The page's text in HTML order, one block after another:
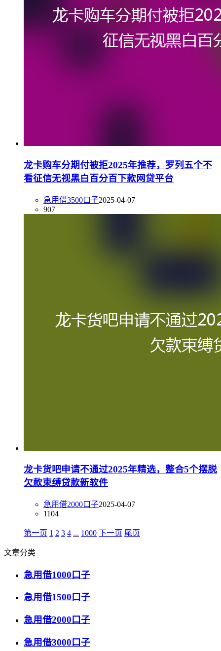
龙卡购车分期付被拒2025年推荐，罗列五个不
看征信无视黑白百分百下款网贷平台
急用借3500口子2025-04-07
907
龙卡货吧申请不通过2025年精选，整合5个摆脱
欠款束缚贷款新软件
急用借2000口子2025-04-07
1104
第一页 1 2 3 4 ... 1000 下一页 尾页
文章分类
急用借1000口子
急用借1500口子
急用借2000口子
急用借3000口子